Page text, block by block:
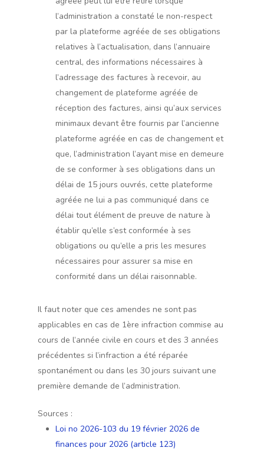
l’administration a constaté le non-respect
par la plateforme agréée de ses obligations
relatives à l’actualisation, dans l’annuaire
central, des informations nécessaires à
l’adressage des factures à recevoir, au
changement de plateforme agréée de
réception des factures, ainsi qu’aux services
minimaux devant être fournis par l’ancienne
plateforme agréée en cas de changement et
que, l’administration l’ayant mise en demeure
de se conformer à ses obligations dans un
délai de 15 jours ouvrés, cette plateforme
agréée ne lui a pas communiqué dans ce
délai tout élément de preuve de nature à
établir qu’elle s’est conformée à ses
obligations ou qu’elle a pris les mesures
nécessaires pour assurer sa mise en
conformité dans un délai raisonnable.
Il faut noter que ces amendes ne sont pas
applicables en cas de 1ère infraction commise au
cours de l’année civile en cours et des 3 années
précédentes si l’infraction a été réparée
spontanément ou dans les 30 jours suivant une
première demande de l’administration.
Sources :
Loi no 2026-103 du 19 février 2026 de
finances pour 2026 (article 123)